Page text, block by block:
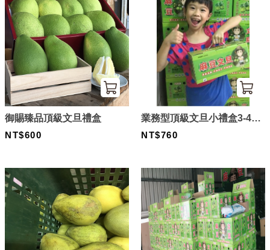
御賜臻品頂級文旦禮盒
NT$600
業務型頂級文旦小禮盒3-4粒
裝
NT$760